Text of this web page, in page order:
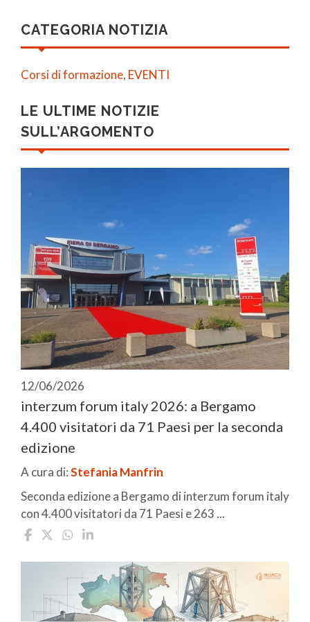
CATEGORIA NOTIZIA
Corsi di formazione, EVENTI
LE ULTIME NOTIZIE
SULL’ARGOMENTO
12/06/2026
interzum forum italy 2026: a Bergamo
4.400 visitatori da 71 Paesi per la seconda
edizione
A cura di:Stefania Manfrin
Seconda edizione a Bergamo di interzum forum italy
con 4.400 visitatori da 71 Paesi e 263 ...